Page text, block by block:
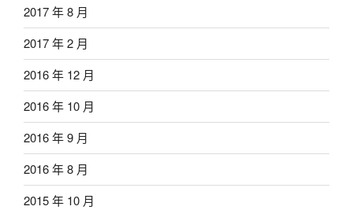
2017 年 8 月
2017 年 2 月
2016 年 12 月
2016 年 10 月
2016 年 9 月
2016 年 8 月
2015 年 10 月